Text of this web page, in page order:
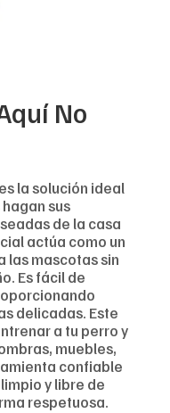
No
la solución ideal
sus
de la casa
actúa como un
las mascotas sin
Es fácil de
delicadas. Este
a tu perro y
muebles,
confiable
y libre de
respetuosa.